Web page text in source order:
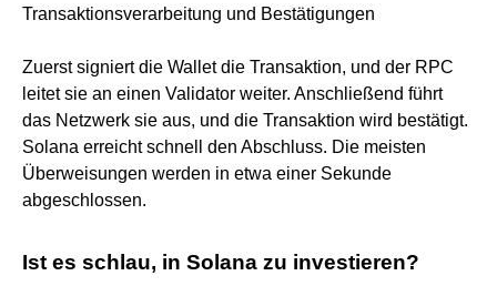
Transaktionsverarbeitung und Bestätigungen
Zuerst signiert die Wallet die Transaktion, und der RPC
leitet sie an einen Validator weiter. Anschließend führt
das Netzwerk sie aus, und die Transaktion wird bestätigt.
Solana erreicht schnell den Abschluss. Die meisten
Überweisungen werden in etwa einer Sekunde
abgeschlossen.
Ist es schlau, in Solana zu investieren?